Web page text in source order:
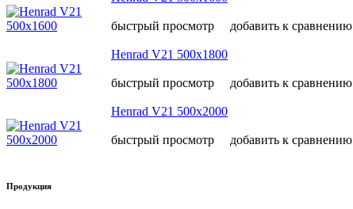
быстрый просмотр добавить к сравнению
Henrad V21 500х1800
быстрый просмотр добавить к сравнению
Henrad V21 500х2000
быстрый просмотр добавить к сравнению
Продукция